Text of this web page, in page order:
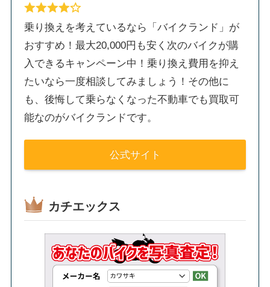
乗り換えを考えているなら「バイクランド」が
おすすめ！最大20,000円も安く次のバイクが購
入できるキャンペーン中！乗り換え費用を抑え
たいなら一度相談してみましょう！その他に
も、後悔して乗らなくなった不動車でも買取可
能なのがバイクランドです。
公式サイト
カチエックス